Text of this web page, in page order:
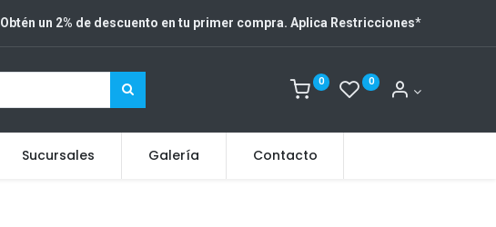
Obtén un 2% de descuento en tu primer compra. Aplica Restricciones*
0 0
Sucursales Galería Contacto